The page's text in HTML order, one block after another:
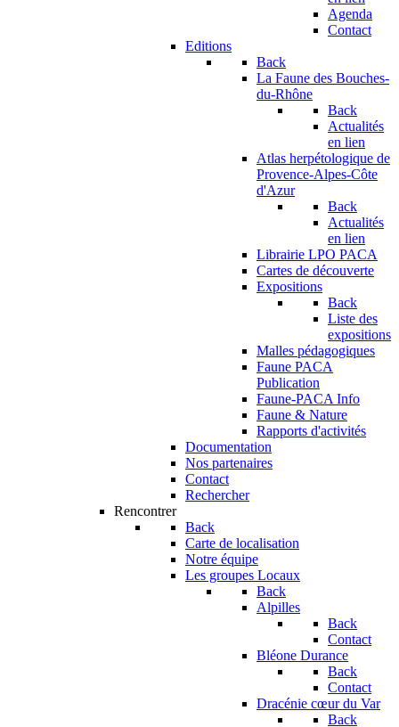
Agenda
Contact
Editions
Back
La Faune des Bouches-
du-Rhône
Back
Actualités
en lien
Atlas herpétologique de
Provence-Alpes-Côte
d'Azur
Back
Actualités
en lien
Librairie LPO PACA
Cartes de découverte
Expositions
Back
Liste des
expositions
Malles pédagogiques
Faune PACA
Publication
Faune-PACA Info
Faune & Nature
Rapports d'activités
Documentation
Nos partenaires
Contact
Rechercher
Rencontrer
Back
Carte de localisation
Notre équipe
Les groupes Locaux
Back
Alpilles
Back
Contact
Bléone Durance
Back
Contact
Dracénie cœur du Var
Back